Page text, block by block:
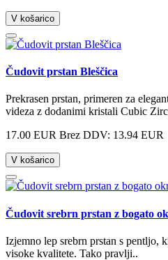
V košarico
Čudovit prstan Bleščica
Prekrasen prstan, primeren za
videza z dodanimi kristali Cubic
17.00 EUR Brez DDV: 13.94 EUR
V košarico
Čudovit srebrn prstan z bogato
Izjemno lep srebrn prstan s pentljo,
visoke kvalitete. Tako pravlji..